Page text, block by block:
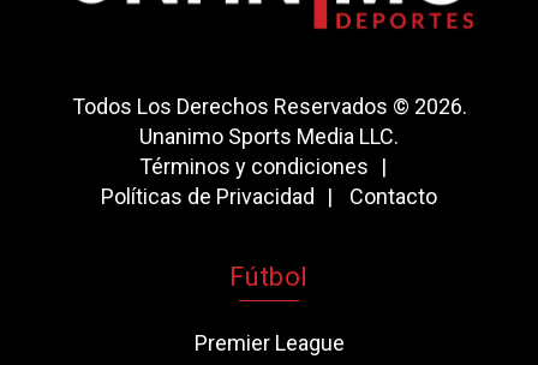
Todos Los Derechos Reservados © 2026.
Unanimo Sports Media LLC.
Términos y condiciones
Políticas de Privacidad
Contacto
Fútbol
Premier League